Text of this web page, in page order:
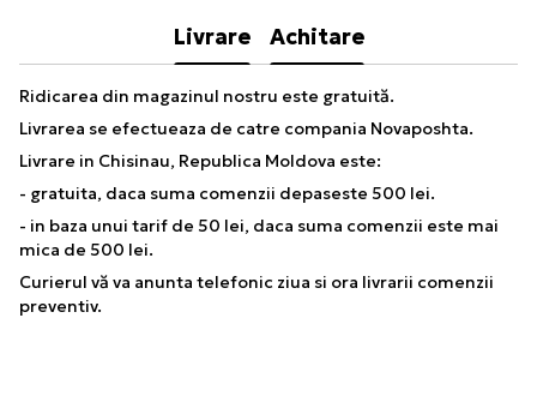
Livrare Achitare
Ridicarea din magazinul nostru este gratuită.
Livrarea se efectueaza de catre compania Novaposhta.
Livrare in Chisinau, Republica Moldova este:
- gratuita, daca suma comenzii depaseste 500 lei.
- in baza unui tarif de 50 lei, daca suma comenzii este mai
mica de 500 lei.
Curierul vă va anunta telefonic ziua si ora livrarii comenzii
preventiv.